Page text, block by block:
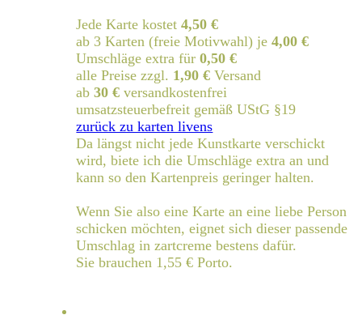
Jede Karte kostet4,50 €
ab 3 Karten (freie Motivwahl) je4,00 €
Umschläge extra für0,50 €
alle Preise zzgl. 1,90 € Versand
ab30 € versandkostenfrei
umsatzsteuerbefreit gemäß UStG §19
zurück zu karten livens
Da längst nicht jede Kunstkarte verschickt
wird, biete ich die Umschläge extra an und
kann so den Kartenpreis geringer halten.
Wenn Sie also eine Karte an eine liebe Person
schicken möchten, eignet sich dieser passende
Umschlag in zartcreme bestens dafür.
Sie brauchen 1,55 € Porto.